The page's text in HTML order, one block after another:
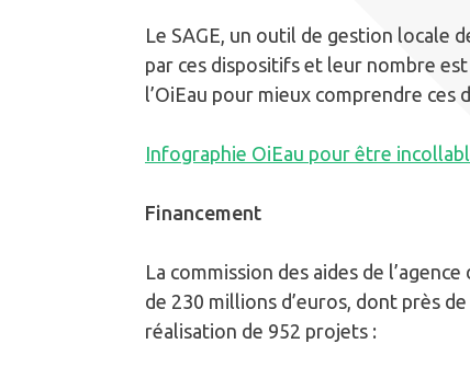
Le SAGE, un outil de gestion locale
par ces dispositifs et leur nombre
l’OiEau pour mieux comprendre ces
Infographie OiEau pour être
Financement
La commission des aides de
de 230 millions d’euros, dont près
réalisation de 952 projets :